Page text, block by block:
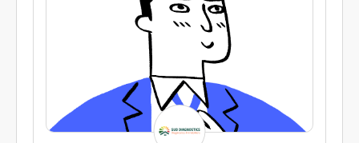
Gérant du cabinet et opérateur certifié
installé à Marseille, Mikael
BENARROCH est votre interlocuteur
unique pour un service complet donnant
lieu à la parfaite rédaction du dossier
de diagnostics techniques (DDT).